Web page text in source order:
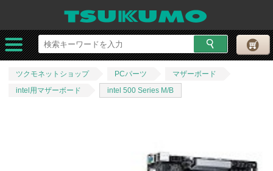
ツクモネットショップ PCパーツ
マザーボード
intel用マザーボード
intel 500 Series M/B